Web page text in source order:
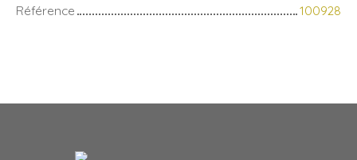
Référence
100928